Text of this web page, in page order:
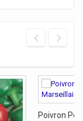
Poivron